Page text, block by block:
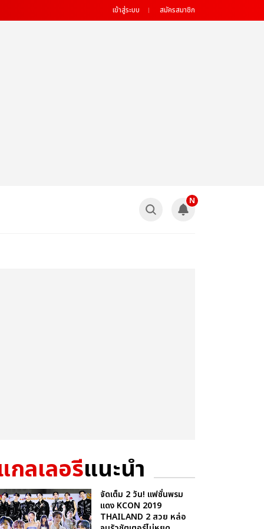
เข้าสู่ระบบ สมัครสมาชิก
N
กลเลอรีแนะนำ
จัดเต็ม 2 วัน! แฟชั่นพรม
แดง KCON 2019
THAILAND 2 สวย หล่อ